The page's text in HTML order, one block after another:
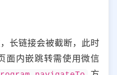
长链接会被截断，此时
面内嵌跳转需使用微信